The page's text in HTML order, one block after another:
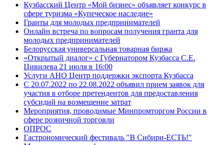
Кузбасский Центр «Мой бизнес» объявляет конкурс в
сфере туризма «Купеческое наследие»
Гранты для молодых предпринимателей
Онлайн встреча по вопросам получения гранта для
молодых предпринимателей
Белорусская универсальная товарная биржа
«Открытый диалог» с Губернатором Кузбасса С.Е.
Цивилева 21 июля в 16:00
Услуги АНО Центр поддержки экспорта Кузбасса
С 20.07.2022 по 22.08.2022 объявил прием заявок для
участия в отборе претендентов для предоставления
субсидий на возмещение затрат
Мероприятия, проводимые Минпромторгом России в
сфере розничной торговли
ОПРОС
Гастрономический фестиваль "В Сибири-ЕСТЬ!"